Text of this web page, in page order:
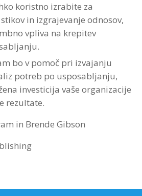
koristno izrabite za
in izgrajevanje odnosov,
vpliva na krepitev
bo v pomoč pri izvajanju
potreb po usposabljanju,
investicija vaše organizacije
rezultate.
in Brende Gibson